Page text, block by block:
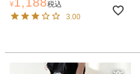
¥
税込
3.00